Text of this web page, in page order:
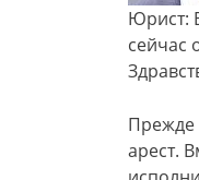
Юрист:
сейчас
Прежде
арест.